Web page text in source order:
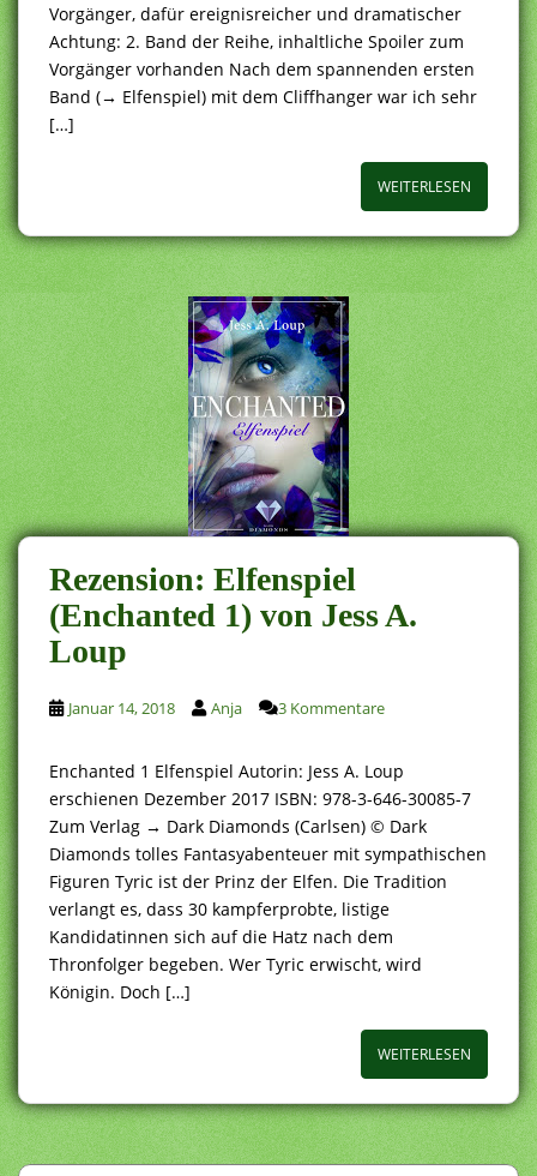
Vorgänger, dafür ereignisreicher und dramatischer
Achtung: 2. Band der Reihe, inhaltliche Spoiler zum
Vorgänger vorhanden Nach dem spannenden ersten
Band (→ Elfenspiel) mit dem Cliffhanger war ich sehr
[…]
WEITERLESEN
Rezension: Elfenspiel
(Enchanted 1) von Jess A.
Loup
Januar 14, 2018 Anja 3 Kommentare
Enchanted 1 Elfenspiel Autorin: Jess A. Loup
erschienen Dezember 2017 ISBN: 978-3-646-30085-7
Zum Verlag → Dark Diamonds (Carlsen) © Dark
Diamonds tolles Fantasyabenteuer mit sympathischen
Figuren Tyric ist der Prinz der Elfen. Die Tradition
verlangt es, dass 30 kampferprobte, listige
Kandidatinnen sich auf die Hatz nach dem
Thronfolger begeben. Wer Tyric erwischt, wird
Königin. Doch […]
WEITERLESEN